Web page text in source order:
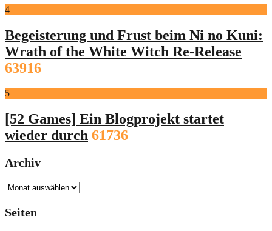
4
Begeisterung und Frust beim Ni no Kuni:
Wrath of the White Witch Re-Release
63916
5
[52 Games] Ein Blogprojekt startet
wieder durch 61736
Archiv
Archiv
Seiten